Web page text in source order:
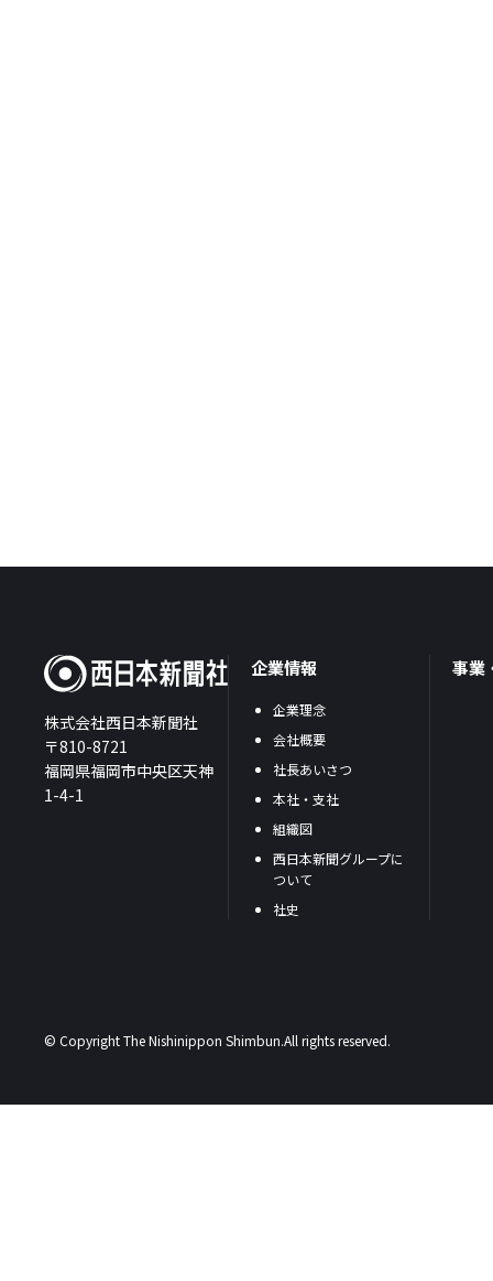
株式会社西日本新聞社
〒810-8721
福岡県福岡市中央区天神
1-4-1
企業情報
企業理念
会社概要
社長あいさつ
本社・支社
組織図
西日本新聞グループに
ついて
社史
事業
© Copyright The Nishinippon Shimbun.All rights reserved.